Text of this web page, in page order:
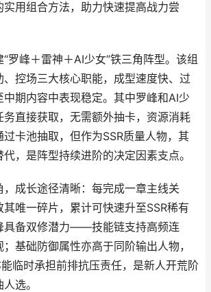
实用组合方法，助力快速提高战力尝
罗峰＋雷神＋AI少女”铁三角阵型。该组
控场三大核心职能，成型速度快、过
期内容中表现稳定。其中罗峰和AI少
务直接获取，无需额外抽卡，资源消耗
卡池抽取，但作为SSR质量人物，其
，是阵型持续进阶的决定因素支点。
，成长途径清晰：每完成一章主线关
唯一碎片，累计可快速升至SSR稀有
具备双修潜力——技能链支持高频连
基础防御属性亦高于同阶输出人物，
临时承担前排抗压责任，是新人开荒阶
选。